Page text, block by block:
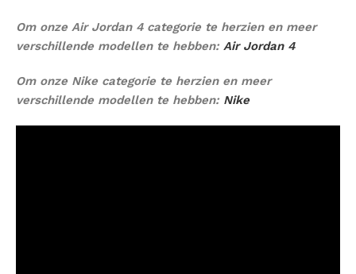
Om onze Air Jordan 4 categorie te herzien en meer
verschillende modellen te hebben: Air Jordan 4
Om onze Nike categorie te herzien en meer
verschillende modellen te hebben: Nike